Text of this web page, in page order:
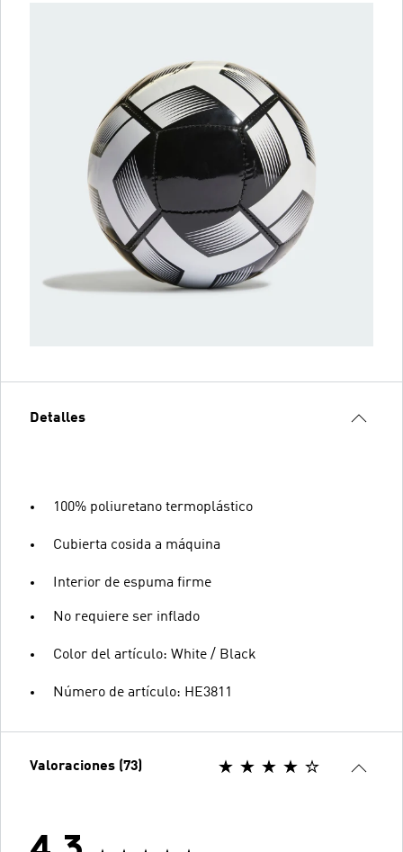
Detalles
100% poliuretano termoplástico
Cubierta cosida a máquina
Interior de espuma firme
No requiere ser inflado
Color del artículo: White / Black
Número de artículo: HE3811
Valoraciones (73)